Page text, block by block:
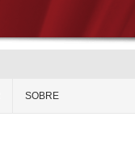
SOBRE